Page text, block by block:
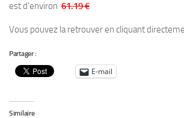
est d’environ 61.19 €
Vous pouvez la retrouver en cliquant
Partager :
E-mail
Similaire